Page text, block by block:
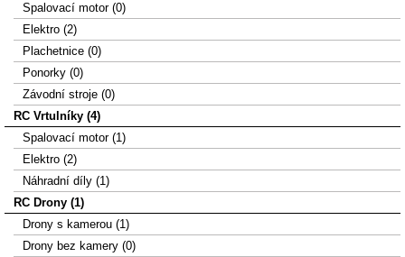
Spalovací motor (0)
Elektro (2)
Plachetnice (0)
Ponorky (0)
Závodní stroje (0)
RC Vrtulníky (4)
Spalovací motor (1)
Elektro (2)
Náhradní díly (1)
RC Drony (1)
Drony s kamerou (1)
Drony bez kamery (0)